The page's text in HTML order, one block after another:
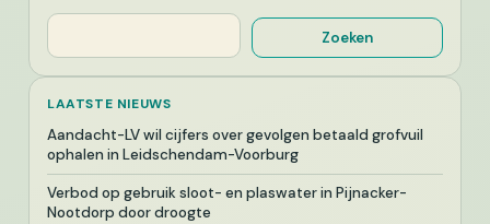
Zoeken
Zoeken
LAATSTE NIEUWS
Aandacht-LV wil cijfers over gevolgen betaald grofvuil
ophalen in Leidschendam-Voorburg
Verbod op gebruik sloot- en plaswater in Pijnacker-
Nootdorp door droogte